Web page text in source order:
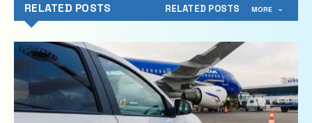
RELATED POSTS RELATED POSTS MORE